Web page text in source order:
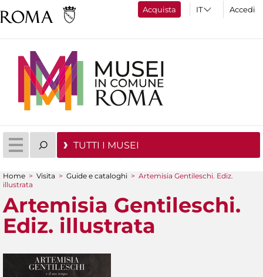
Acquista Accedi
TUTTI I MUSEI
Tu sei qui
Home > Visita > Guide e cataloghi > Artemisia Gentileschi. Ediz.
illustrata
Artemisia Gentileschi.
Ediz. illustrata